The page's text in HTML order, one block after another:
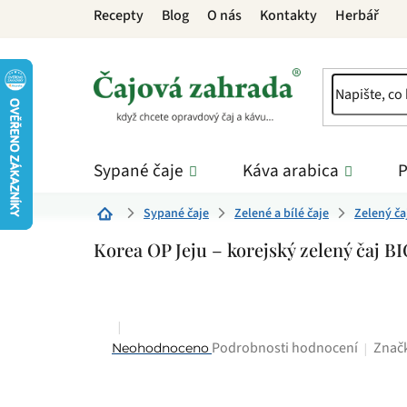
Recepty Blog O nás Kontakty Herbář
Sypané čaje Káva arabica
Domů Sypané čaje Zelené a bílé čaje Zelený
Korea OP Jeju – korejský zelený čaj
Průměrné
Neohodnoceno Podrobnosti hodnocení